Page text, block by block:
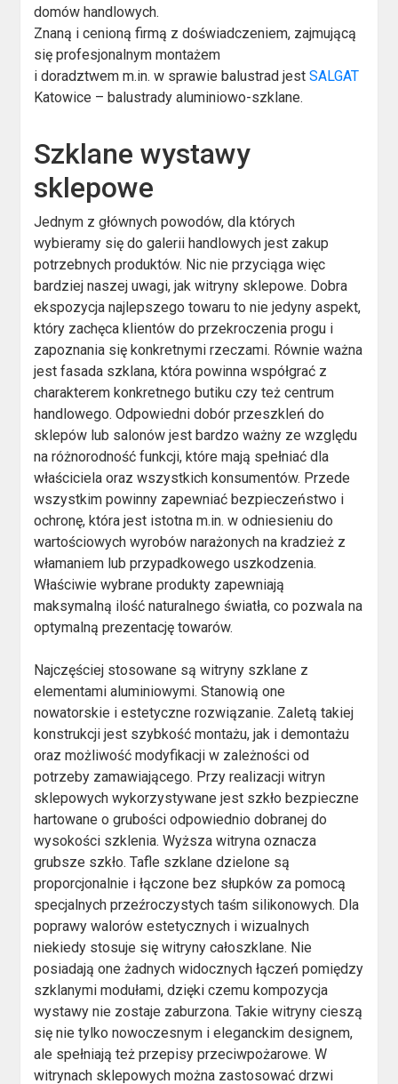
domów handlowych.
Znaną i cenioną firmą z doświadczeniem, zajmującą
się profesjonalnym montażem
i doradztwem m.in. w sprawie balustrad jestSALGAT
Katowice – balustrady aluminiowo-szklane.
Szklane wystawy
sklepowe
Jednym z głównych powodów, dla których
wybieramy się do galerii handlowych jest zakup
potrzebnych produktów. Nic nie przyciąga więc
bardziej naszej uwagi, jak witryny sklepowe. Dobra
ekspozycja najlepszego towaru to nie jedyny aspekt,
który zachęca klientów do przekroczenia progu i
zapoznania się konkretnymi rzeczami. Równie ważna
jest fasada szklana, która powinna współgrać z
charakterem konkretnego butiku czy też centrum
handlowego. Odpowiedni dobór przeszkleń do
sklepów lub salonów jest bardzo ważny ze względu
na różnorodność funkcji, które mają spełniać dla
właściciela oraz wszystkich konsumentów. Przede
wszystkim powinny zapewniać bezpieczeństwo i
ochronę, która jest istotna m.in. w odniesieniu do
wartościowych wyrobów narażonych na kradzież z
włamaniem lub przypadkowego uszkodzenia.
Właściwie wybrane produkty zapewniają
maksymalną ilość naturalnego światła, co pozwala na
optymalną prezentację towarów.
Najczęściej stosowane są witryny szklane z
elementami aluminiowymi. Stanowią one
nowatorskie i estetyczne rozwiązanie. Zaletą takiej
konstrukcji jest szybkość montażu, jak i demontażu
oraz możliwość modyfikacji w zależności od
potrzeby zamawiającego. Przy realizacji witryn
sklepowych wykorzystywane jest szkło bezpieczne
hartowane o grubości odpowiednio dobranej do
wysokości szklenia. Wyższa witryna oznacza
grubsze szkło. Tafle szklane dzielone są
proporcjonalnie i łączone bez słupków za pomocą
specjalnych przeźroczystych taśm silikonowych. Dla
poprawy walorów estetycznych i wizualnych
niekiedy stosuje się witryny całoszklane. Nie
posiadają one żadnych widocznych łączeń pomiędzy
szklanymi modułami, dzięki czemu kompozycja
wystawy nie zostaje zaburzona. Takie witryny cieszą
się nie tylko nowoczesnym i eleganckim designem,
ale spełniają też przepisy przeciwpożarowe. W
witrynach sklepowych można zastosować drzwi